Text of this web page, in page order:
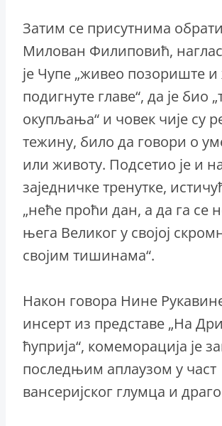
Затим се присутнима
Милован Филиповић,
је Чупе „живео позориште
подигнуте главе“, да је био
окупљања“ и човек чије су
тежину, било да говори о
или животу. Подсетио је и
заједничке тренутке,
„неће проћи дан, а да га се
њега Великог у својој
својим тишинама“.
Након говора Нине
инсерт из представе „На
ћуприја“, комеморација је
последњим аплаузом у част
вансеријског глумца и